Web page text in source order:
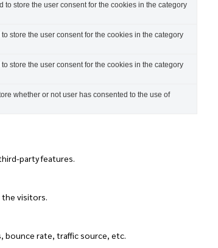
store the user consent for the cookies in the category
store the user consent for the cookies in the category
store the user consent for the cookies in the category
whether or not user has consented to the use of
party features.
the visitors.
bounce rate, traffic source, etc.